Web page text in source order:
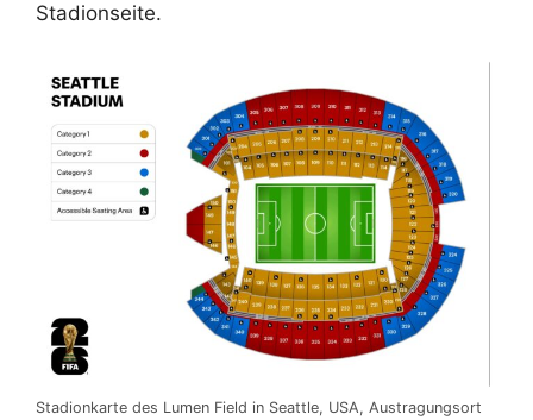
Stadionseite.
Stadionkarte des Lumen Field in Seattle, USA, Austragungsort